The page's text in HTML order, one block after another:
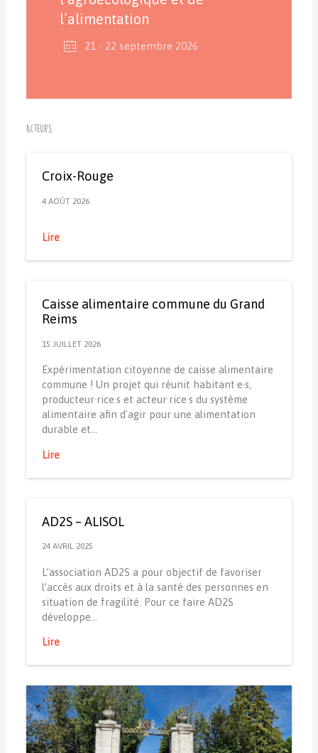
l’alimentation
21 - 22 septembre 2026
Acteurs
Croix-Rouge
4 AOÛT 2026
Lire
Caisse alimentaire commune du Grand
Reims
15 JUILLET 2026
Expérimentation citoyenne de caisse alimentaire
commune ! Un projet qui réunit habitant·e·s,
producteur·rice·s et acteur·rice·s du système
alimentaire afin d'agir pour une alimentation
durable et…
Lire
AD2S – ALISOL
24 AVRIL 2025
L’association AD2S a pour objectif de favoriser
l’accès aux droits et à la santé des personnes en
situation de fragilité. Pour ce faire AD2S
développe…
Lire